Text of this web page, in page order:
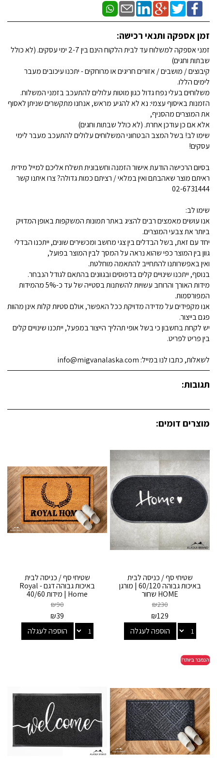
זמן אספקה ותנאי רכישה:
זמני אספקה למשלוח עד לבית הלקוח הינם בין 2-7 ימי עסקים. (לא כולל
שבתות וחגים)
קיבוצים / מושבים / אזורים חריגים או מרוחקים - יתכנו עיכובים מעבר
לימים הללו.
משלוחים בעלי נפח גדול כגון מוטות עלולים להתעכב בזמני המשלוח.
הזמנות באיסוף עצמי: נא לא להגיע מראש, אנחנו מתקשרים שניתן לאסוף
את המוצרים מהסניף,
אלא אם כן עודכן אחרת. (לא כולל שבתות וחגים)
שימו לב! בשל המצב הבטחוני המשלוחים עלולים להתעכב מעבר לימי
עסקים!
בסיום הרכישה הודעת אישור הזמנה וחשבונית תשלח אליכם למייל מידית
ראיתם מוצר שאהבתם ואין במלאי / רציתם כמות גדולה? צרו איתנו קשר
02-6731444
שימו לב:
אנו עושים מאמצים רבים להציג באתר תמונות המשקפות באופן המדויק
ביותר את צבעי המוצרים.
יחד עם זאת, בשל הבדלים בין צגי מחשב ומכשירים שונים, ייתכנו הבדלי
גוון בין המוצר כפי שהוא נראה על המסך לבין המוצר בפועל,
ואין באפשרותנו להתחייב להתאמה מוחלטת.
בנוסף, ייתכנו שינויים קלים בדפוסים ובגוונים בהתאם לגודל הנבחר.
מידות האורך והרוחב עשויות להשתנות בסטייה של עד כ-5% מהמידות
המפורסמות.
אנו מקפידים על מדידה מדויקת ככל האפשר, אולם סטיות קלות אינן מהוות
פגם בייצור.
יש לקחת בחשבון כי בשל אופי תהליך הייצור במפעל, ייתכנו שינויים קלים
בין פריט לפריט.
לשאלות, כתבו לנו במייל: info@migvanalaska.com
תגובות:
מוצרים דומים:
שטיחי סף / כניסה לבית
באיכות גבוהה 60/120 | מורגן
HOME שחור
₪230
₪129
הוספה לעגלה
שטיחי סף / כניסה לבית
באיכות גבוהה דגם - Royal
Home | מידות 40/60
₪90
₪39
הוספה לעגלה